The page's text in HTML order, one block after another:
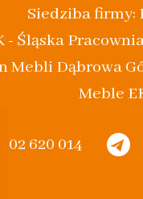
Siedziba firmy:
- Śląska
Mebli Dąbrowa
Meble
620 014